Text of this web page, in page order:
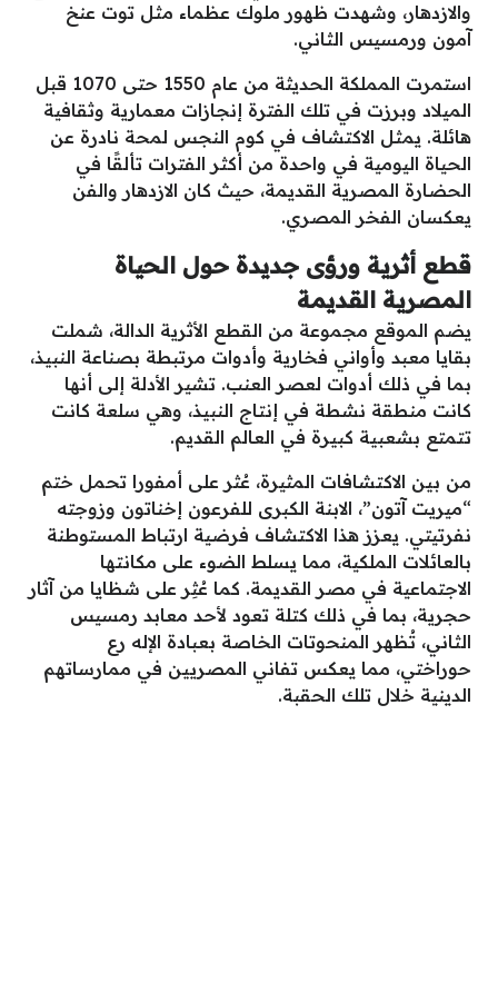
والازدهار، وشهدت ظهور ملوك عظماء مثل توت عنخ
آمون ورمسيس الثاني.
استمرت المملكة الحديثة من عام 1550 حتى 1070 قبل
الميلاد وبرزت في تلك الفترة إنجازات معمارية وثقافية
هائلة. يمثل الاكتشاف في كوم النجس لمحة نادرة عن
الحياة اليومية في واحدة من أكثر الفترات تألقًا في
الحضارة المصرية القديمة، حيث كان الازدهار والفن
يعكسان الفخر المصري.
قطع أثرية ورؤى جديدة حول الحياة
المصرية القديمة
يضم الموقع مجموعة من القطع الأثرية الدالة، شملت
بقايا معبد وأواني فخارية وأدوات مرتبطة بصناعة النبيذ،
بما في ذلك أدوات لعصر العنب. تشير الأدلة إلى أنها
كانت منطقة نشطة في إنتاج النبيذ، وهي سلعة كانت
تتمتع بشعبية كبيرة في العالم القديم.
من بين الاكتشافات المثيرة، عُثر على أمفورا تحمل ختم
“ميريت آتون”، الابنة الكبرى للفرعون إخناتون وزوجته
نفرتيتي. يعزز هذا الاكتشاف فرضية ارتباط المستوطنة
بالعائلات الملكية، مما يسلط الضوء على مكانتها
الاجتماعية في مصر القديمة. كما عُثِر على شظايا من آثار
حجرية، بما في ذلك كتلة تعود لأحد معابد رمسيس
الثاني، تُظهر المنحوتات الخاصة بعبادة الإله رع
حوراختي، مما يعكس تفاني المصريين في ممارساتهم
الدينية خلال تلك الحقبة.